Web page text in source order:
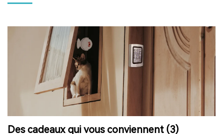
Des cadeaux qui vous conviennent (3)
LONGUE PORTÉE SYSTÈME LONG TEMPS EN VEILLE
RESTAURANT HÔPITAL RADIO RADIO PORTABLE
FM AM RADIO RADIO DE POCHE
ENCEINTE BLUETOOTH ÉTANCHE
HAUT-PARLEUR BLUETOOTH SANS FIL RADIO FM